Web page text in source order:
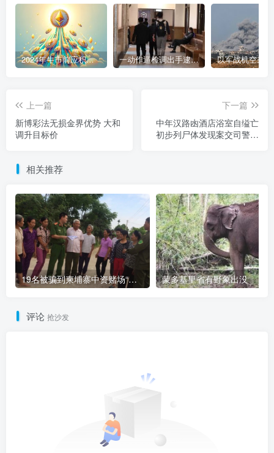
2024年牛市前应积累的9种加密货币 一动作逼检调出手逮人 陈盈助暴富史起底
上一篇
新博彩法无损金界优势 大和
调升目标价
下一篇
中年汉路凼酒店浴室自缢亡
初步列尸体发现案交司警跟
相关推荐
19名被骗到柬埔寨中资赌场“做菠菜”的越南人被解救 蒙多基里省有野象出没
评论 抢沙发